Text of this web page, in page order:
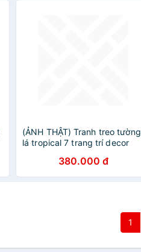
(ẢNH THẬT) Tranh treo tường
lá tropical 7 trang trí decor
380.000 đ
1